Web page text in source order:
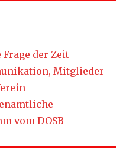
der Zeit
Mitglieder
vom DOSB